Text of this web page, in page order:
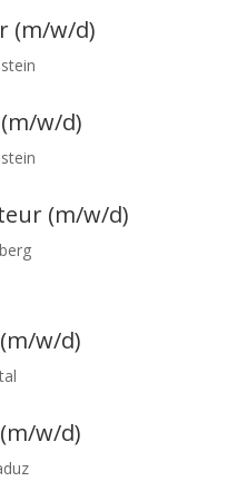
(m/w/d)
w/d)
(m/w/d)
w/d)
w/d)